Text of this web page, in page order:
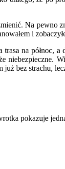
Na pewno
i
trasa na północ, a
bez strachu,
pokazuje